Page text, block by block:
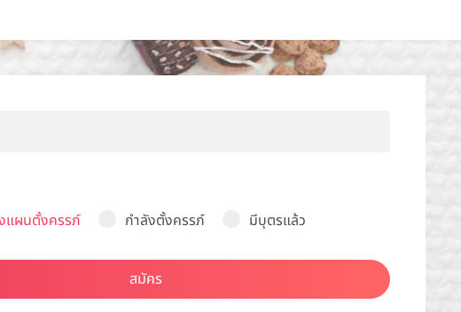
แผนตั้งครรภ์
กำลังตั้งครรภ์ มีบุตรแล้ว
สมัคร